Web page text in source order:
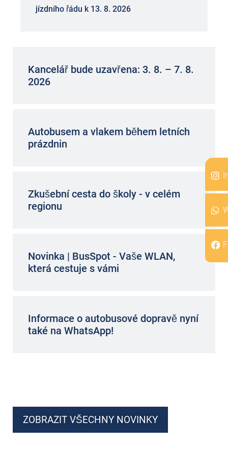
jízdního řádu k 13. 8. 2026
Kancelář bude uzavřena: 3. 8. – 7. 8.
2026
Autobusem a vlakem během letních
prázdnin
Zkušební cesta do školy - v celém
regionu
Novinka | BusSpot - Vaše WLAN,
která cestuje s vámi
Informace o autobusové dopravě nyní
také na WhatsApp!
ZOBRAZIT VŠECHNY NOVINKY